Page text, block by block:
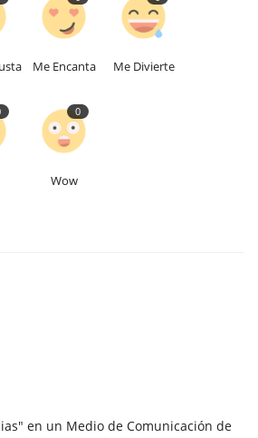
Me Encanta Me Divierte
0
Wow
en un Medio de Comunicación de